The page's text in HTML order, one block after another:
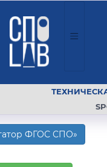
ФГОС СПО»